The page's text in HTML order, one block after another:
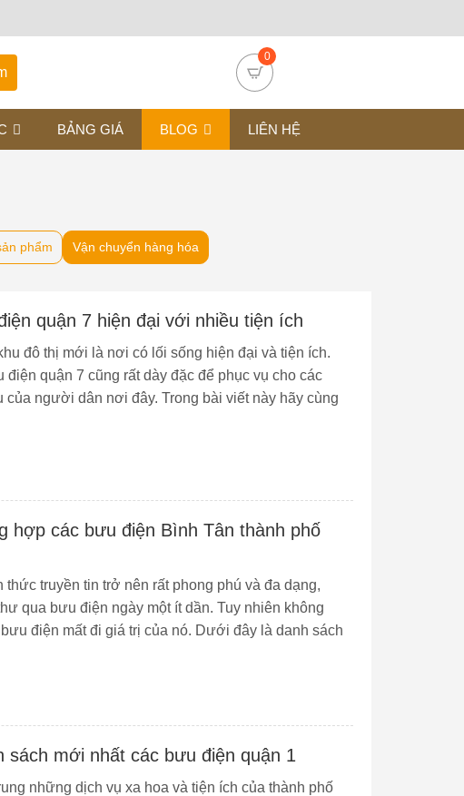
0
BẢNG GIÁ BLOG LIÊN HỆ
phẩm Vận chuyển hàng hóa
quận 7 hiện đại với nhiều tiện ích
đô thị mới là nơi có lối sống hiện đại và tiện ích.
quận 7 cũng rất dày đặc để phục vụ cho các
của người dân nơi đây. Trong bài viết này hãy cùng
hợp các bưu điện Bình Tân thành phố
thức truyền tin trở nên rất phong phú và đa dạng,
qua bưu điện ngày một ít dần. Tuy nhiên không
điện mất đi giá trị của nó. Dưới đây là danh sách
sách mới nhất các bưu điện quận 1
những dịch vụ xa hoa và tiện ích của thành phố